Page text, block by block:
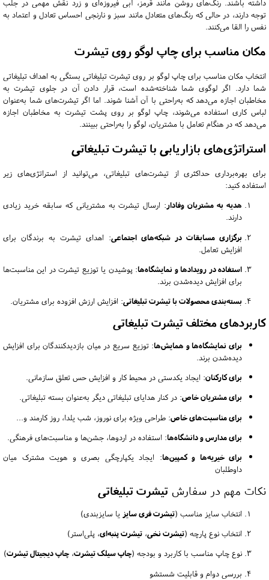
توجه دارند، در حالی که رنگ‌های متعادل مانند سبز و نارنجی احساس تعادل و اعتماد به
نفس را القا می‌کنند.
مکان مناسب برای چاپ لوگو روی تیشرت
انتخاب مکان مناسب برای چاپ لوگو بر روی تیشرت تبلیغاتی بستگی به اهداف تبلیغاتی
شما دارد. اگر لوگوی شما شناخته‌شده است، قرار دادن آن در جلوی تیشرت به
مخاطبان اجازه می‌دهد که به‌راحتی با آن آشنا شوند. اما اگر تیشرت‌های شما به‌عنوان
لباس کاری استفاده می‌شوند، چاپ لوگو بر روی پشت تیشرت به مخاطبان اجازه
می‌دهد که در هنگام تعامل با مشتریان، لوگو را به‌راحتی ببینند.
استراتژی‌های بازاریابی با تیشرت تبلیغاتی
برای بهره‌برداری حداکثری از تیشرت‌های تبلیغاتی، می‌توانید از استراتژی‌های زیر
استفاده کنید:
هدیه به مشتریان وفادار: ارسال تیشرت به مشتریانی که سابقه خرید زیادی
دارند.
برگزاری مسابقات در شبکه‌های اجتماعی: اهدای تیشرت به برندگان برای
افزایش تعامل.
استفاده در رویدادها و نمایشگاه‌ها: پوشیدن یا توزیع تیشرت در این مناسبت‌ها
برای افزایش دیده‌شدن برند.
بسته‌بندی محصولات با تیشرت تبلیغاتی: افزایش ارزش افزوده برای مشتریان.
کاربردهای مختلف تیشرت تبلیغاتی
برای نمایشگاه‌ها و همایش‌ها: توزیع سریع در میان بازدیدکنندگان برای افزایش
دیده‌شدن برند.
برای کارکنان: ایجاد یکدستی در محیط کار و افزایش حس تعلق سازمانی.
برای مشتریان خاص: در کنار هدایای تبلیغاتی دیگر به‌عنوان بسته تبلیغاتی.
برای مناسبت‌های خاص: طراحی ویژه برای نوروز، شب یلدا، روز کارمند و...
برای مدارس و دانشگاه‌ها: استفاده در اردوها، جشن‌ها و مناسبت‌های فرهنگی.
برای خیریه‌ها و کمپین‌ها: ایجاد یکپارچگی بصری و هویت مشترک میان
داوطلبان
نکات مهم در سفارش تیشرت تبلیغاتی
انتخاب سایز مناسب (تیشرت فری سایز یا سایزبندی)
انتخاب نوع پارچه (تیشرت نخی، تیشرت پنبه‌ای، پلی‌استر)
نوع چاپ مناسب با کاربرد و بودجه (چاپ سیلک تیشرت، چاپ دیجیتال تیشرت)
بررسی دوام و قابلیت شستشو